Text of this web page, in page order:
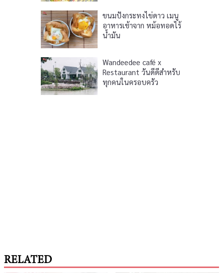
ขนมปังกระทงไข่ดาว เมนู
อาหารเช้าจาก หม้อทอดไร้
น้ำมัน
Wandeedee café x
Restaurant วันดีดีสำหรับ
ทุกคนในครอบครัว
RELATED